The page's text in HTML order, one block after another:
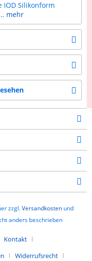
IOD Silikonform
mehr
zzgl.Versandkosten und
anders beschrieben
Kontakt
Widerrufsrecht